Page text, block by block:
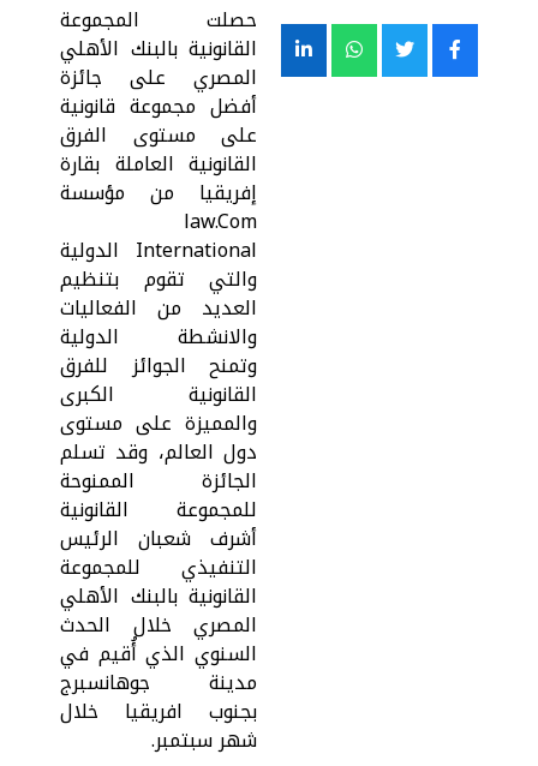
حصلت المجموعة
القانونية بالبنك الأهلي
المصري على جائزة
أفضل مجموعة قانونية
على مستوى الفرق
القانونية العاملة بقارة
إفريقيا من مؤسسة
law.Com
International الدولية
والتي تقوم بتنظيم
العديد من الفعاليات
والانشطة الدولية
وتمنح الجوائز للفرق
القانونية الكبرى
والمميزة على مستوى
دول العالم، وقد تسلم
الجائزة الممنوحة
للمجموعة القانونية
أشرف شعبان الرئيس
التنفيذي للمجموعة
القانونية بالبنك الأهلي
المصري خلال الحدث
السنوي الذي أُقيم في
مدينة جوهانسبرج
بجنوب افريقيا خلال
شهر سبتمبر.